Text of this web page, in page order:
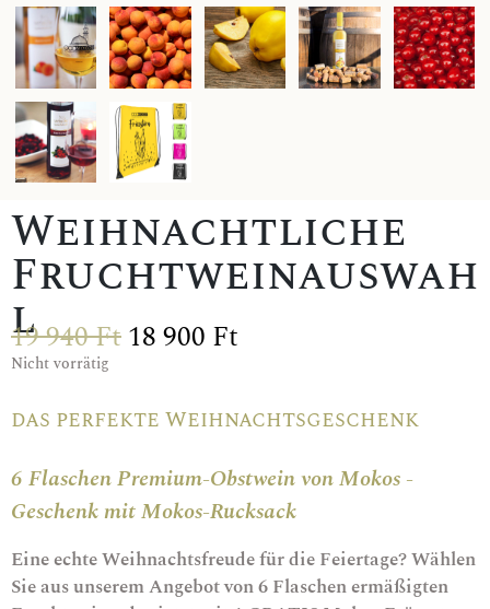
Weihnachtliche
Fruchtweinauswah
l
19 940Ft18 900 Ft
Nicht vorrätig
das perfekte Weihnachtsgeschenk
6 Flaschen Premium-Obstwein von Mokos -
Geschenk mit Mokos-Rucksack
Eine echte Weihnachtsfreude für die Feiertage? Wählen
Sie aus unserem Angebot von 6 Flaschen ermäßigten